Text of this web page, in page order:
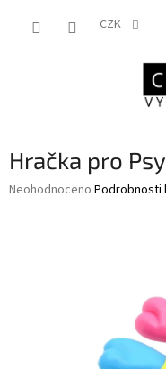
CZK
Hračka pro
Průměrné
Neohodnoceno Podrobnosti